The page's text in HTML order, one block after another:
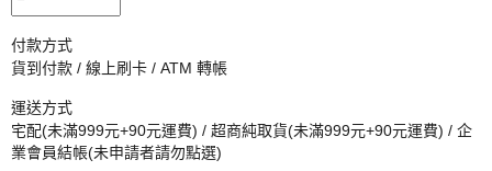
付款方式
貨到付款 / 線上刷卡 / ATM 轉帳
運送方式
宅配(未滿999元+90元運費) / 超商純取貨(未滿999元+90元運費) / 企
業會員結帳(未申請者請勿點選)